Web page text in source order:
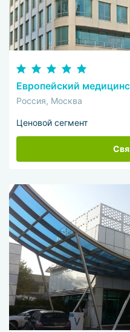
Европейский
Россия, Москва
Ценовой сегмент